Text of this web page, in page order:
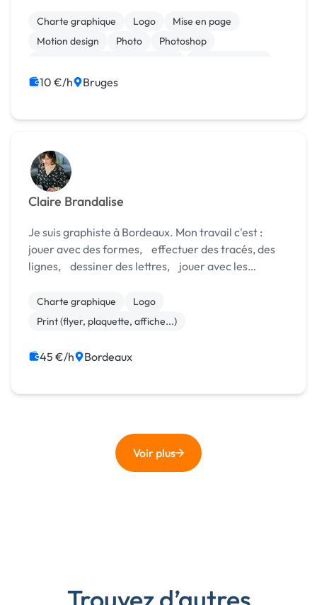
graphisme depuis l’enfance et je compt...
Charte graphique Logo
Mise en page
Motion design
Photo
Photoshop
10 €/h Bruges
Claire Brandalise
Je suis graphiste à Bordeaux. Mon travail c'est :
jouer avec des formes, effectuer des tracés, des
lignes, dessiner des lettres, jouer avec les
Charte graphique
Logo
Print (flyer, plaquette, affiche...)
45 €/h Bordeaux
Voir plus